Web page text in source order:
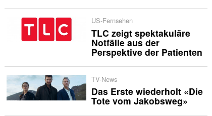
US-Fernsehen
TLC zeigt spektakuläre
Notfälle aus der
Perspektive der Patienten
TV-News
Das Erste wiederholt «Die
Tote vom Jakobsweg»